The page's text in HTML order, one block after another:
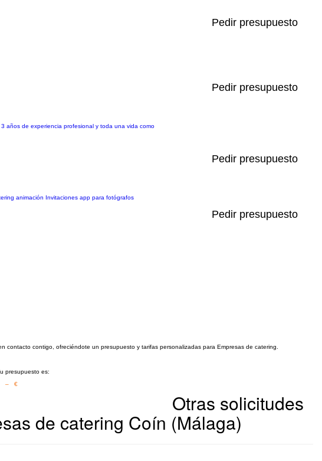
Pedir presupuesto
años de experiencia profesional y toda una vida como
Pedir presupuesto
animación Invitaciones app para fotógrafos
Pedir presupuesto
Pedir presupuesto
contigo, ofreciéndote un presupuesto y tarifas personalizadas para Empresas de catering.
presupuesto es:
– €
Otras solicitudes
de catering Coín (Málaga)